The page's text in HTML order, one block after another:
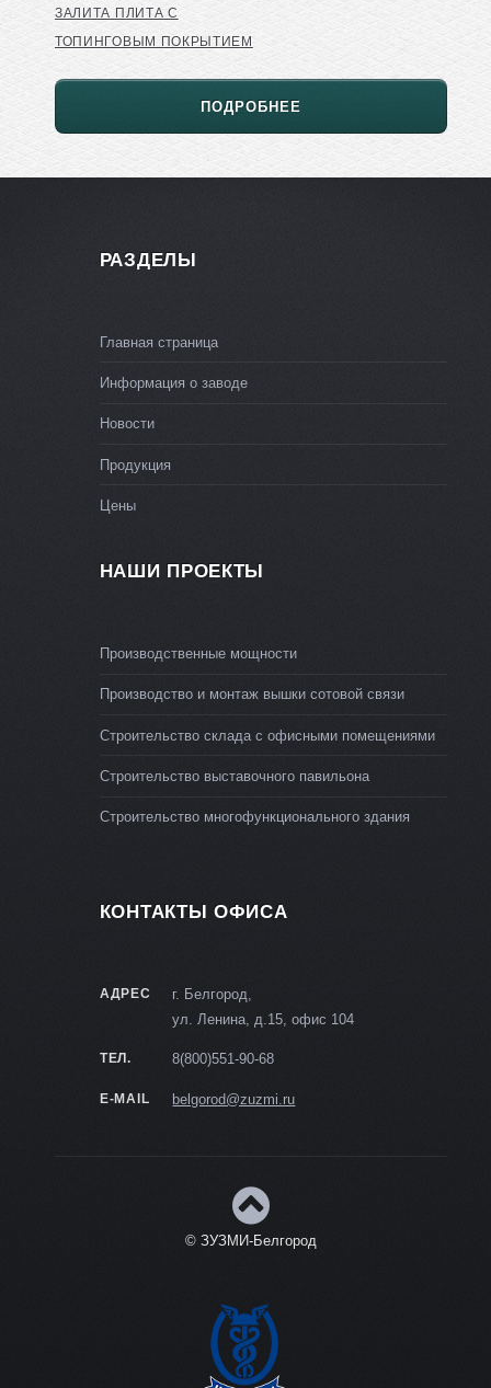
ЗАЛИТА ПЛИТА С
ТОПИНГОВЫМ ПОКРЫТИЕМ
ПОДРОБНЕЕ
РАЗДЕЛЫ
Главная страница
Информация о заводе
Новости
Продукция
Цены
НАШИ ПРОЕКТЫ
Производственные мощности
Производство и монтаж вышки сотовой связи
Строительство склада с офисными помещениями
Строительство выставочного павильона
Строительство многофункционального здания
КОНТАКТЫ ОФИСА
АДРЕС
г. Белгород,
ул. Ленина, д.15, офис 104
ТЕЛ. 8(800)551-90-68
E-MAIL belgorod@zuzmi.ru
© ЗУЗМИ-Белгород